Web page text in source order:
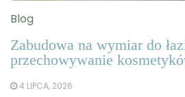
Blog
Zabudowa na wymiar do
przechowywanie
4 LIPCA, 2026